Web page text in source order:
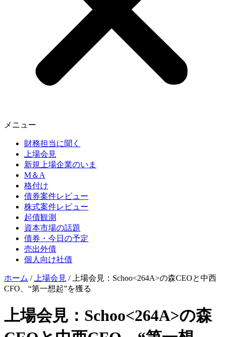
メニュー
財務担当に聞く
上場会見
新規上場企業のいま
M＆A
格付け
債券案件レビュー
株式案件レビュー
起債観測
資本市場の話題
債券・今日の予定
売出外債
個人向け社債
ホーム / 上場会見 /
上場会見：Schoo<264A>の森CEOと中西
CFO、“第一想起”を獲る
上場会見：Schoo<264A>の森